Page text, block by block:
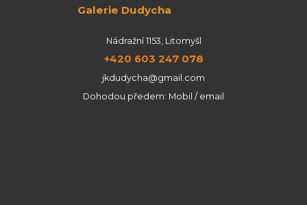
Galerie Dudycha
Nádražní 1153, Litomyšl
+420 603 247 078
jkdudycha@gmail.com
Dohodou předem: Mobil / email